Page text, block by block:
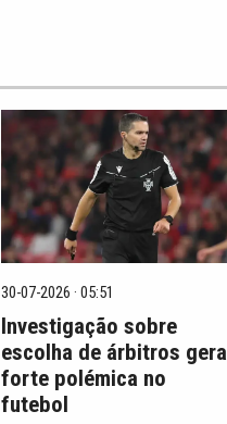
30-07-2026 · 05:51
Investigação sobre
escolha de árbitros gera
forte polémica no
futebol